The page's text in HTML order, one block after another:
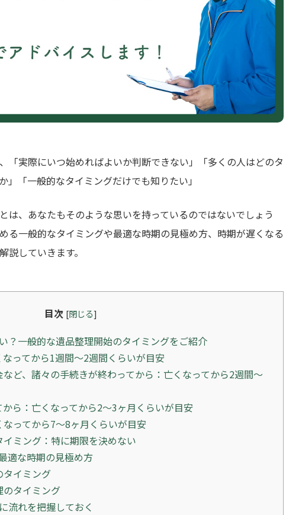
「実際にいつ始めればよいか判断できない」「多くの人はどのタ
」「一般的なタイミングだけでも知りたい」
は、あなたもそのような思いを持っているのではないでしょう
る一般的なタイミングや最適な時期の見極め方、時期が遅くなる
説していきます。
目次 [閉じる]
？一般的な遺品整理開始のタイミングをご紹介
ってから1週間〜2週間くらいが目安
ど、諸々の手続きが終わってから：亡くなってから2週間〜
ら：亡くなってから2〜3ヶ月くらいが目安
ってから7〜8ヶ月くらいが目安
ミング：特に期限を決めない
適な時期の見極め方
タイミング
タイミング
流れを把握しておく